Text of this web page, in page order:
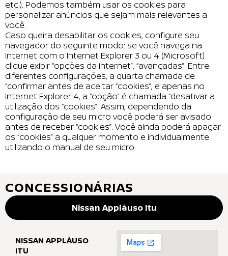
etc.). Podemos também usar os cookies para
personalizar anúncios que sejam mais relevantes a
você.
Caso queira desabilitar os cookies, configure seu
navegador do seguinte modo: se você navega na
Internet com o Internet Explorer 3 ou 4 (Microsoft)
clique exibir “opções da internet”, “avançadas”. Entre
diferentes configurações, a quarta chamada de
“confirmar antes de aceitar “cookies”, e apenas no
Internet Explorer 4, a “opção” é chamada “desativar a
utilização dos “cookies”. Assim, dependendo da
configuração de seu micro você poderá ser avisado
antes de receber “cookies”. Você ainda poderá apagar
os “cookies” a qualquer momento e individualmente
utilizando o manual de seu micro.
CONCESSIONÁRIAS
Nissan Applàuso Itu
NISSAN APPLÀUSO
ITU